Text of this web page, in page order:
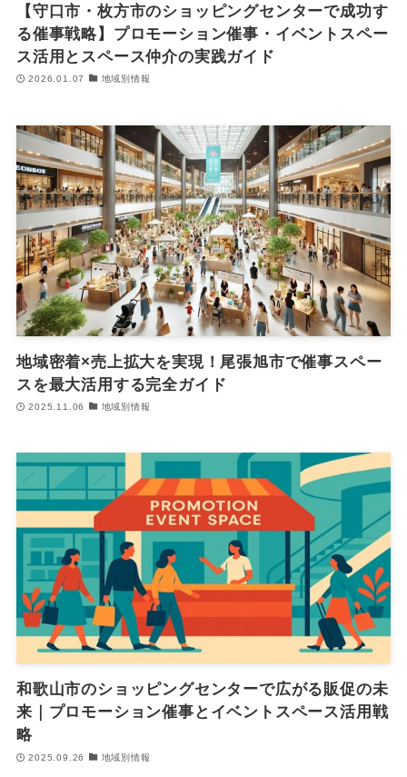
【守口市・枚方市のショッピングセンターで成功す
る催事戦略】プロモーション催事・イベントスペー
ス活用とスペース仲介の実践ガイド
2026.01.07 地域別情報
地域密着×売上拡大を実現！尾張旭市で催事スペー
スを最大活用する完全ガイド
2025.11.06 地域別情報
和歌山市のショッピングセンターで広がる販促の未
来｜プロモーション催事とイベントスペース活用戦
略
2025.09.26 地域別情報